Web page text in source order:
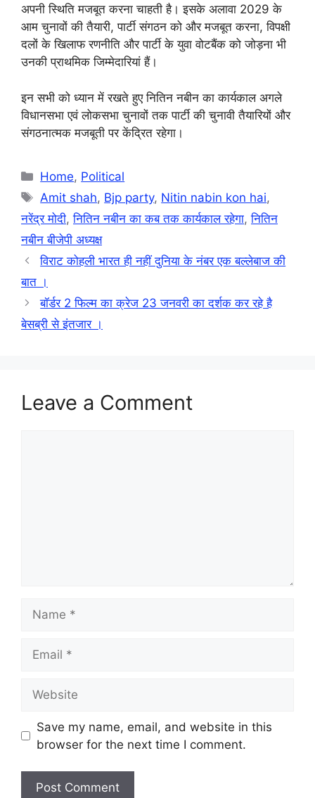
अपनी स्थिति मजबूत करना चाहती है। इसके अलावा 2029 के
आम चुनावों की तैयारी, पार्टी संगठन को और मजबूत करना, विपक्षी
दलों के खिलाफ रणनीति और पार्टी के युवा वोटबैंक को जोड़ना भी
उनकी प्राथमिक जिम्मेदारियां हैं।
इन सभी को ध्यान में रखते हुए नितिन नबीन का कार्यकाल अगले
विधानसभा एवं लोकसभा चुनावों तक पार्टी की चुनावी तैयारियों और
संगठनात्मक मजबूती पर केंद्रित रहेगा।
Categories
Home, Political
Tags
Amit shah, Bjp party, Nitin nabin kon hai,
नरेंद्र मोदी,नितिन नबीन का कब तक कार्यकाल रहेगा,नितिन
नबीन बीजेपी अध्यक्ष
विराट कोहली भारत ही नहीं दुनिया के नंबर एक बल्लेबाज की
बात ।
बॉर्डर 2 फिल्म का क्रेज 23 जनवरी का दर्शक कर रहे है
बेसब्री से इंतजार ।
Leave a Comment
Save my name, email, and website in this
browser for the next time I comment.